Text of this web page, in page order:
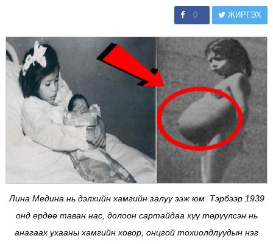
0 ЖИРГЭХ
Лина Медина нь дэлхийн хамгийн залуу ээж юм. Тэрбээр 1939
онд ердөө таван нас, долоон сартайдаа хүү төрүүлсэн нь
анагаах ухааны хамгийн ховор, онцгой тохиолдлуудын нэг